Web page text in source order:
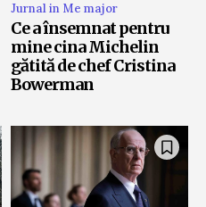
Jurnal in Me major
Ce a însemnat pentru
mine cina Michelin
gătită de chef Cristina
Bowerman